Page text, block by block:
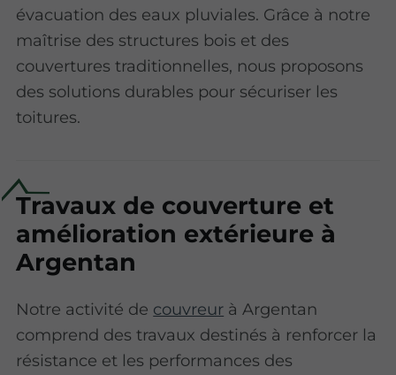
évacuation des eaux pluviales. Grâce à notre
maîtrise des structures bois et des
couvertures traditionnelles, nous proposons
des solutions durables pour sécuriser les
toitures.
Travaux de couverture et
amélioration extérieure à
Argentan
Notre activité de couvreur à Argentan
comprend des travaux destinés à renforcer la
résistance et les performances des